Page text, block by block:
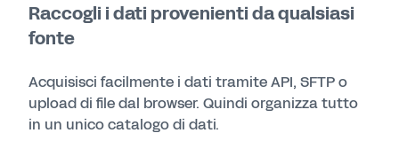
Raccogli i dati provenienti da qualsiasi
fonte
Acquisisci facilmente i dati tramite API, SFTP o
upload di file dal browser. Quindi organizza tutto
in un unico catalogo di dati.